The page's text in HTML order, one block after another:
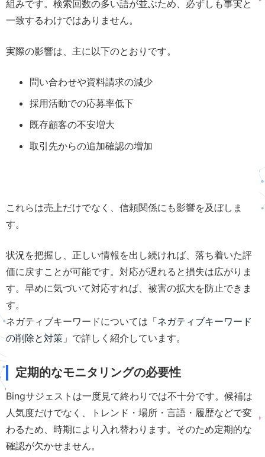
組みです。検索回数の多い語が並ぶため、必ずしも事実と
一致するわけではありません。
実際の影響は、主に以下のとおりです。
問い合わせや資料請求の減少
採用活動での応募率低下
既存顧客の不安増大
取引先からの追加確認の増加
これらは売上だけでなく、信頼関係にも影響を及ぼしま
す。
状況を把握し、正しい情報を出し続ければ、落ち着いた評
価に戻すことが可能です。対応が遅れると損失は広がりま
す。早めに気づいて対応すれば、被害の拡大を防止できま
す。
ネガティブキーワードについては「ネガティブキーワード
の削除と対策 」で詳しく紹介しています。
定期的なモニタリングの必要性
Bingサジェストは一度見て終わりでは不十分です。候補は
人気度だけでなく、トレンド・場所・言語・履歴などで変
わるため、時期により入れ替わります。そのため定期的な
確認が欠かせません。